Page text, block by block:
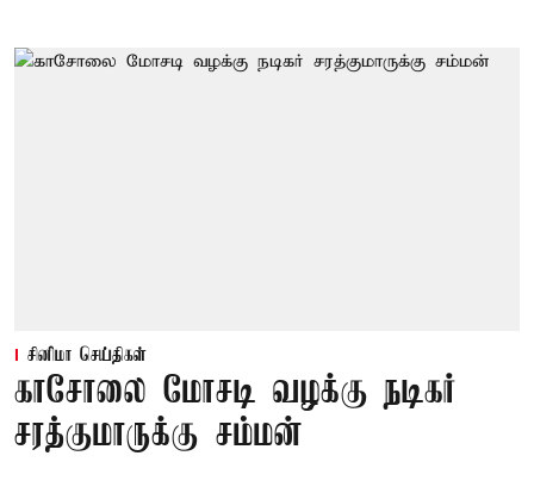
சினிமா செய்திகள்
காசோலை மோசடி வழக்கு நடிகர்
சரத்குமாருக்கு சம்மன்